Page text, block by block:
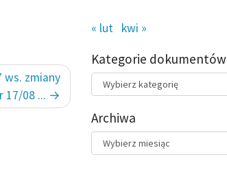
ws. zmiany
17/08 ...
« lut kwi »
Kategorie dokumentów
Kategorie
dokumentów
Archiwa
Archiwa